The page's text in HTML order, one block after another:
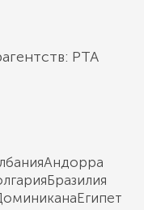
РТА
Андорра
Бразилия
Египет